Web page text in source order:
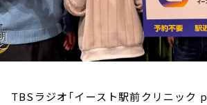
TBSラジオ「イースト駅前クリニッ